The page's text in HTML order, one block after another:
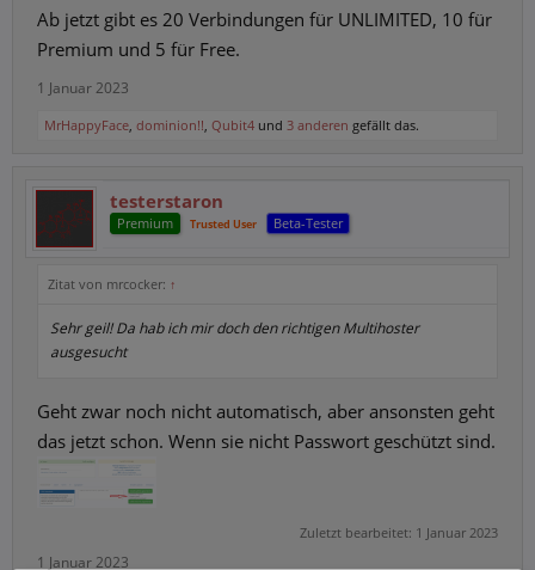
Ab jetzt gibt es 20 Verbindungen für UNLIMITED, 10 für
Premium und 5 für Free.
1 Januar 2023
MrHappyFace, dominion!!, Qubit4 und 3 anderen gefällt das.
testerstaron
Premium Trusted User Beta-Tester
Zitat von mrcocker: ↑
Sehr geil! Da hab ich mir doch den richtigen Multihoster
ausgesucht
Geht zwar noch nicht automatisch, aber ansonsten geht
das jetzt schon. Wenn sie nicht Passwort geschützt sind.
Zuletzt bearbeitet: 1 Januar 2023
1 Januar 2023